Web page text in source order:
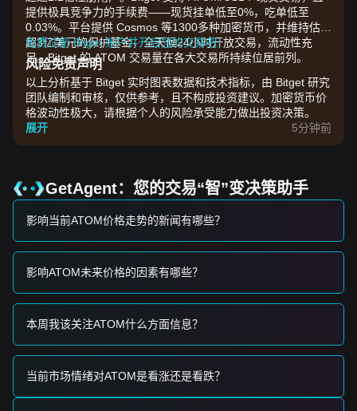
提供极具竞争力的手续费——现货挂单低至0%，吃单低至
0.03%。平台提供 Cosmos 等1300多种加密货币，并维持估值
超3亿美元的保护基金，全天候24小时开放交易，流动性充
足。Bitget 的 ATOM 交易量在各大交易所持续位居前列。
免费注册 Bitget 账户并开启您的交易吧！
风险免责声明
以上分析基于 Bitget 实时图表数据和技术指标，由 Bitget 研究
团队编制和审核，仅供参考，且不构成投资建议。加密货币价
格波动性极大，请根据个人的风险承受能力做出投资决策。
展开
5分钟前
GetAgent：您的交易“智”变决策助手
影响当前ATOM价格走势的新闻有哪些？
影响ATOM未来价格的因素有哪些？
本周我该关注ATOM什么方面信息？
当前市场情绪对ATOM是看涨还是看跌？